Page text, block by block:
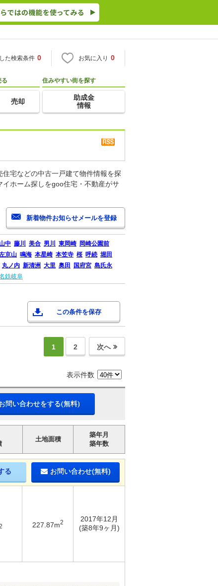
た検索条件 0 お気に入り 0
る
売却
住みやすい街を探す
助成金
情報
宅などの中古一戸建て物件情報を探
ホーム探しをgoo住宅・不動産がサ
中 藤川 美合 男川 東岡崎 岡崎公園前
京山 鳴海 本星崎 本笠寺 桜 呼続 堀田
丸ノ内 新清洲 大里 奥田 国府宮 島氏永
鉄岐阜
この条件を保存
1 2 次へ
表示件数
問い合わせをする(無料)
土地面積
築年月
築年数
る お問い合わせ(無料)
227.87m2
2017年12月
(築8年9ヶ月)